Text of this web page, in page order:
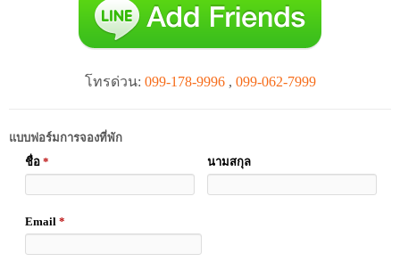
โทรด่วน: 099-178-9996, 099-062-7999
แบบฟอร์มการจองที่พัก
ชื่อ * นามสกุล
Email *